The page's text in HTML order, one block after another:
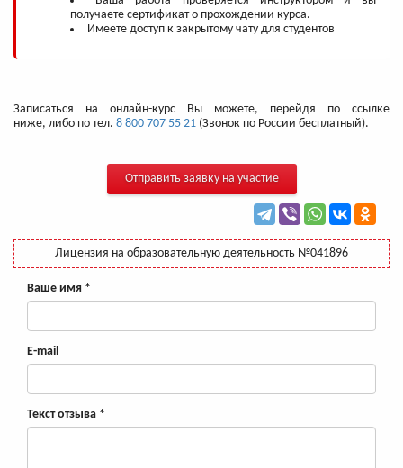
получаете сертификат о прохождении курса.
Имеете доступ к закрытому чату для студентов
Записаться на онлайн-курс Вы можете, перейдя по ссылке
ниже, либо по тел. 8 800 707 55 21 (Звонок по России бесплатный).
Отправить заявку на участие
Лицензия на образовательную деятельность №041896
Ваше имя *
E-mail
Текст отзыва *